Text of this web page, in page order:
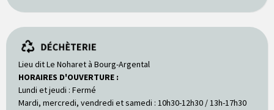
Lieu dit Le Noharet à Bourg-Argental
HORAIRES D'OUVERTURE :
Lundi et jeudi : Fermé
Mardi, mercredi, vendredi et samedi : 10h30-12h30 / 13h-17h30